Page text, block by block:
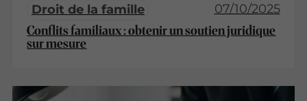
Droit de la famille 07/10/2025
Conflits familiaux : obtenir un soutien juridique
sur mesure